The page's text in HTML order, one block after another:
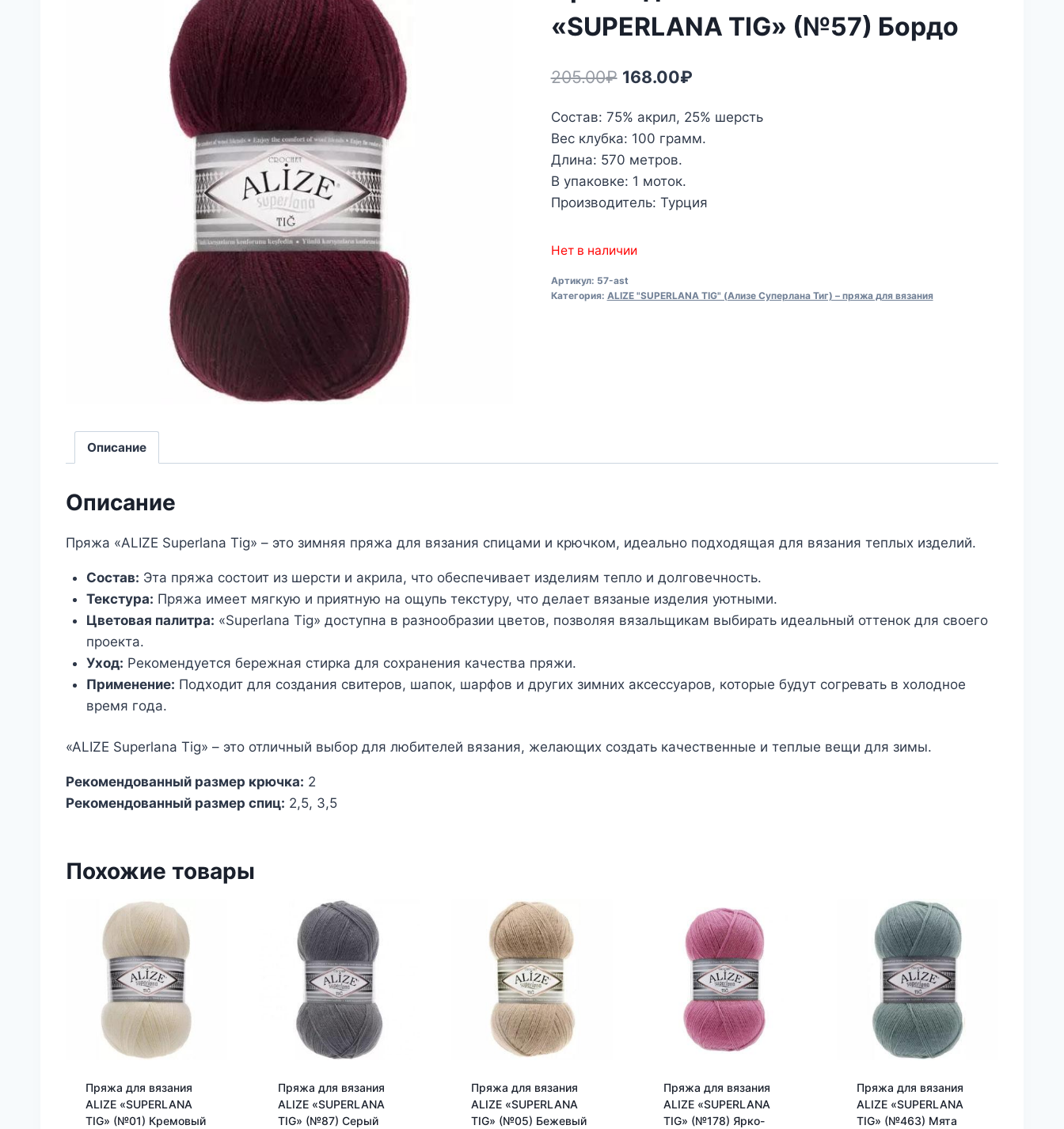
«SUPERLANA TIG» (№57) Бордо
205.00₽ Первоначальная
составляла
205.00₽.
168.00₽Текущая
168.00₽.
Состав: 75% акрил, 25% шерсть
Вес клубка: 100 грамм.
Длина: 570 метров.
В упаковке: 1 моток.
Производитель: Турция
Нет в наличии
Артикул: 57-ast
Категория: ALIZE "SUPERLANA TIG" (Ализе Суперлана Тиг) – пряжа для вязания
Описание
Описание
Пряжа «ALIZE Superlana Tig» – это зимняя пряжа для вязания спицами и крючком, идеально подходящая для вязания теплых изделий.
Состав: Эта пряжа состоит из шерсти и акрила, что обеспечивает изделиям тепло и долговечность.
Текстура: Пряжа имеет мягкую и приятную на ощупь текстуру, что делает вязаные изделия уютными.
Цветовая палитра: «Superlana Tig» доступна в разнообразии цветов, позволяя вязальщикам выбирать идеальный оттенок для своего
проекта.
Уход: Рекомендуется бережная стирка для сохранения качества пряжи.
Применение: Подходит для создания свитеров, шапок, шарфов и других зимних аксессуаров, которые будут согревать в холодное
время года.
«ALIZE Superlana Tig» – это отличный выбор для любителей вязания, желающих создать качественные и теплые вещи для зимы.
Рекомендованный размер крючка: 2
Рекомендованный размер спиц: 2,5, 3,5
Похожие товары
Пряжа для вязания
ALIZE «SUPERLANA
TIG» (№01) Кремовый
Пряжа для вязания
ALIZE «SUPERLANA
TIG» (№87) Серый
Пряжа для вязания
ALIZE «SUPERLANA
TIG» (№05) Бежевый
Пряжа для вязания
ALIZE «SUPERLANA
TIG» (№178) Ярко-
Пряжа для вязания
ALIZE «SUPERLANA
TIG» (№463) Мята